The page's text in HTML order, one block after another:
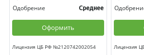
Одобрение
Среднее
Оформить
Лицензия ЦБ РФ №2120742002054 Лицензия